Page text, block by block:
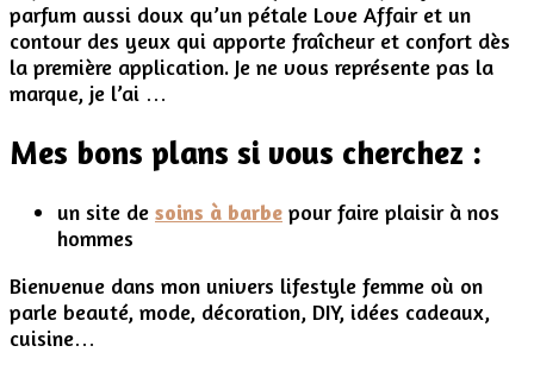
marque
de
luxe
parfum aussi doux qu’un pétale Love Affair et un
contour des yeux qui apporte fraîcheur et confort dès
la première application. Je ne vous représente pas la
marque, je l’ai …
Mes bons plans si vous cherchez :
un site de soins à barbe pour faire plaisir à nos
hommes
Bienvenue dans mon univers lifestyle femme où on
parle beauté, mode, décoration, DIY, idées cadeaux,
cuisine…